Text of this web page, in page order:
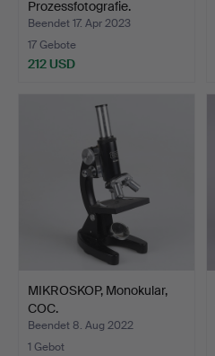
Prozessfotografie.
Beendet 17. Apr 2023
17 Gebote
212 USD
MIKROSKOP, Monokular,
COC.
Beendet 8. Aug 2022
1 Gebot